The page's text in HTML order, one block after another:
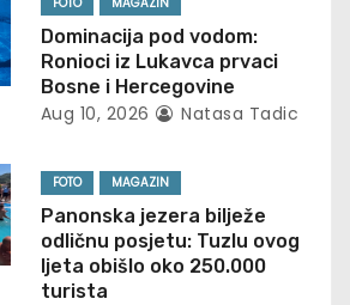
Dominacija pod vodom:
Ronioci iz Lukavca prvaci
Bosne i Hercegovine
Aug 10, 2026 Natasa Tadic
FOTO MAGAZIN
Panonska jezera bilježe
odličnu posjetu: Tuzlu ovog
ljeta obišlo oko 250.000
turista